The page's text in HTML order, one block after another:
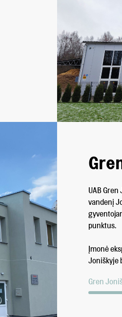
UAB
vandenį
punktus.
Įmonė
Joniškyje
Gren